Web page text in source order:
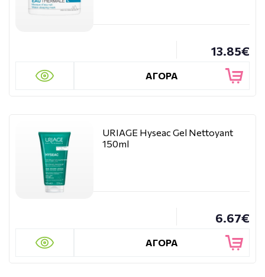
13.85€
ΑΓΟΡΑ
URIAGE Hyseac Gel Nettoyant
150ml
6.67€
ΑΓΟΡΑ